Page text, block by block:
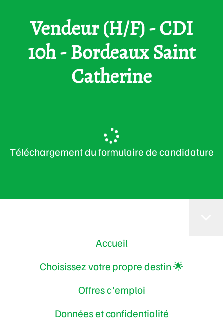
Vendeur (H/F) - CDI
10h - Bordeaux Saint
Catherine
Téléchargement du formulaire de candidature
Accueil
Choisissez votre propre destin 🌟
Offres d'emploi
Données et confidentialité